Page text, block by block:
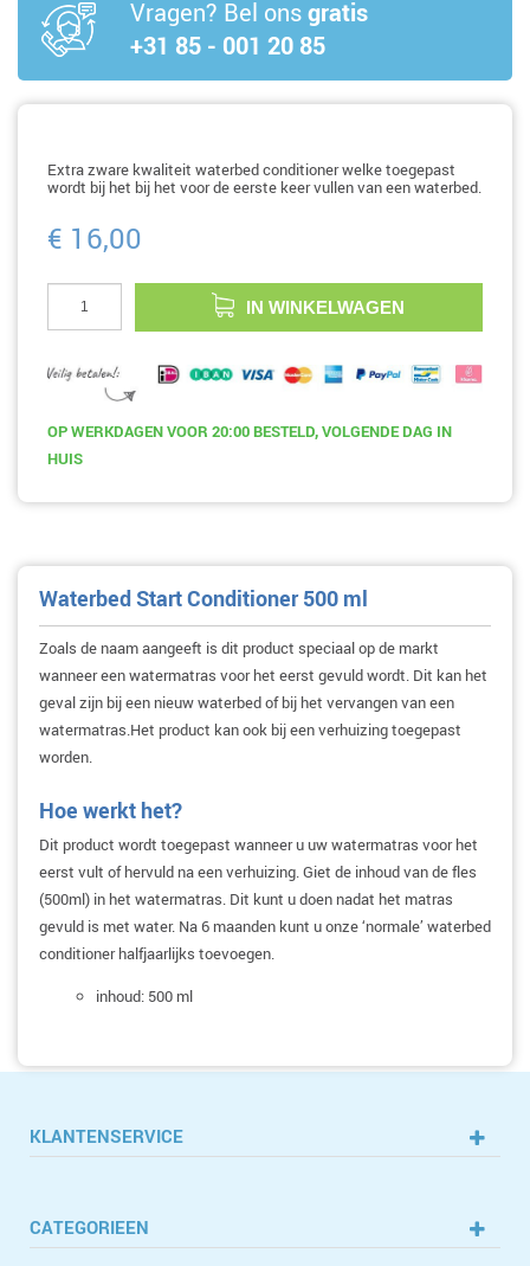
Vragen? Bel onsgratis
+31 85 - 001 20 85
Extra zware kwaliteit waterbed conditioner welke toegepast
wordt bij het bij het voor de eerste keer vullen van een waterbed.
€ 16,00
IN WINKELWAGEN
OP WERKDAGENVOOR 20:00BESTELD, VOLGENDE DAG IN
HUIS
Waterbed Start Conditioner 500 ml
Zoals de naam aangeeft is dit product speciaal op de markt
wanneer een watermatras voor het eerst gevuld wordt. Dit kan het
geval zijn bij een nieuw waterbed of bij het vervangen van een
watermatras.Het product kan ook bij een verhuizing toegepast
worden.
Hoe werkt het?
Dit product wordt toegepast wanneer u uw watermatras voor het
eerst vult of hervuld na een verhuizing. Giet de inhoud van de fles
(500ml) in het watermatras. Dit kunt u doen nadat het matras
gevuld is met water. Na 6 maanden kunt u onze ‘normale’ waterbed
conditioner halfjaarlijks toevoegen.
inhoud: 500 ml
KLANTENSERVICE
CATEGORIEEN